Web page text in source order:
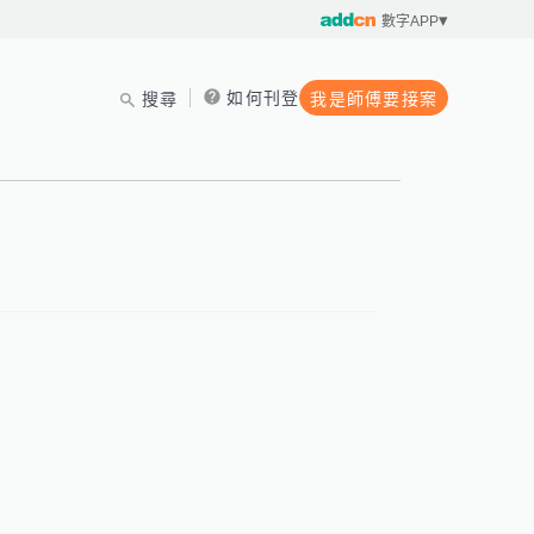
數字APP
搜尋 如何刊登 我是師傅要接案